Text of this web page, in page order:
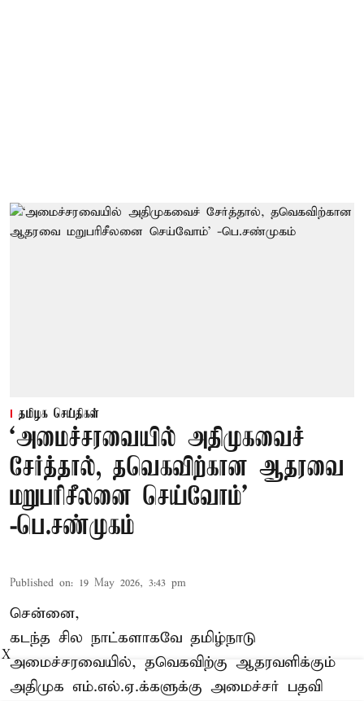
தமிழக செய்திகள்
‘அமைச்சரவையில் அதிமுகவைச்
சேர்த்தால், தவெகவிற்கான ஆதரவை
மறுபரிசீலனை செய்வோம்'
-பெ.சண்முகம்
Published on: 19 May 2026, 3:43 pm
சென்னை,
கடந்த சில நாட்களாகவே தமிழ்நாடு
அமைச்சரவையில், தவெகவிற்கு ஆதரவளிக்கும்
அதிமுக எம்.எல்.ஏ.க்களுக்கு அமைச்சர் பதவி
X